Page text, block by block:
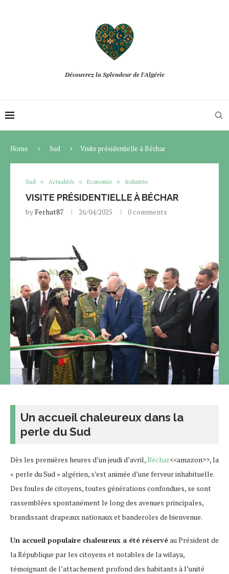
Découvrez la Splendeur de l'Algérie
Home Sud Visite présidentielle à Béchar
Sud Actualités Economie Industrie
VISITE PRÉSIDENTIELLE À BÉCHAR
byFerhat87 26/04/2025 0 comments
Un accueil chaleureux dans la
perle du Sud
Dès les premières heures d’un jeudi d’avril,Béchar<<amazon>>, la
« perle du Sud » algérien, s’est animée d’une ferveur inhabituelle.
Des foules de citoyens, toutes générations confondues, se sont
rassemblées spontanément le long des avenues principales,
brandissant drapeaux nationaux et banderoles de bienvenue.
Un accueil populaire chaleureux a été réservéau Président de
la République par les citoyens et notables de la wilaya,
témoignant de l’attachement profond des habitants à l’unité